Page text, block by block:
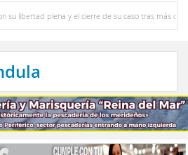
plena y el cierre de su caso tras más de 16 años